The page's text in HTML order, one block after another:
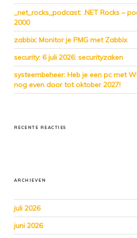
_net_rocks_podcast: .NET Rocks –
2000
zabbix: Monitor je PMG met Zabbix
security: 6 juli 2026: securityzaken
systeembeheer: Heb je een pc met
nog even door tot oktober 2027!
RECENTE REACTIES
ARCHIEVEN
juli 2026
juni 2026